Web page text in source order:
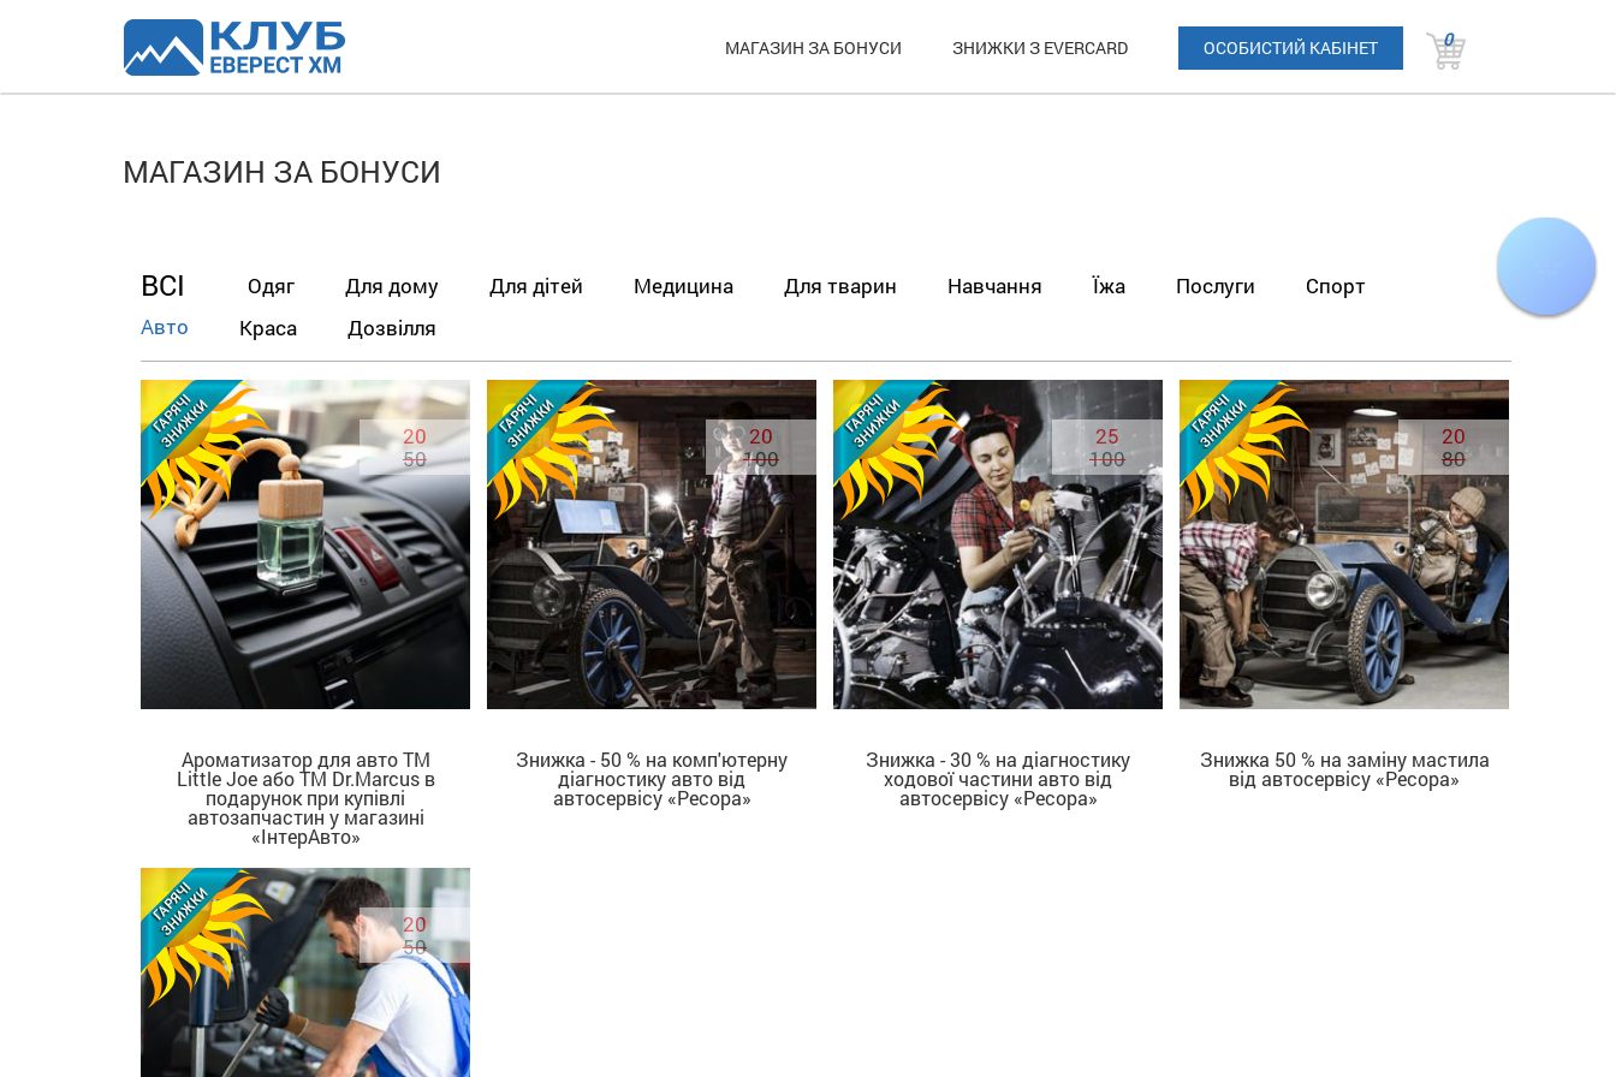
МАГАЗИН ЗА БОНУСИ ЗНИЖКИ З EVERCARD ОСОБИСТИЙ КАБІНЕТ 0
МАГАЗИН ЗА БОНУСИ
ВСІ Одяг Для дому Для дітей Медицина Для тварин Навчання Їжа Послуги
Спорт
Авто
Краса Дозвілля
20
50
Ароматизатор для авто ТМ
Little Joe або ТМ Dr.Marcus в
подарунок при купівлі
автозапчастин у магазині
«ІнтерАвто»
ДІЗНАТИСЬ БІЛЬШЕ
20
100
Знижка - 50 % на комп'ютерну
діагностику авто від
автосервісу «Ресора»
ДІЗНАТИСЬ БІЛЬШЕ
25
100
Знижка - 30 % на діагностику
ходової частини авто від
автосервісу «Ресора»
ДІЗНАТИСЬ БІЛЬШЕ
20
80
Знижка 50 % на заміну мастила
від автосервісу «Ресора»
ДІЗНАТИСЬ БІЛЬШЕ
20
50